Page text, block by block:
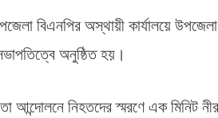
বিএনপির অস্থায়ী কার্যালয়ে
অনুষ্ঠিত হয়।
আন্দোলনে নিহতদের স্মরণে এক মিনিট